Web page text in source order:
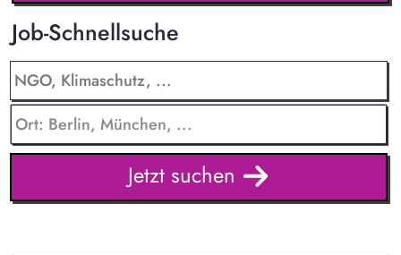
Job-Schnellsuche
Jetzt suchen